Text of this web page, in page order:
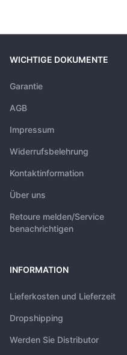
WICHTIGE DOKUMENTE
Garantie
AGB
Impressum
Widerrufsbelehrung
Kontaktinformation
Über uns
Retoure melden/Service
benachrichtigen
INFORMATION
Lieferkosten und Lieferzeit
Dropshipping
Werden Sie Distributor